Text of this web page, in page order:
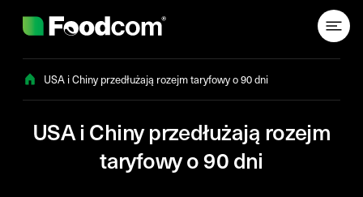
USA i Chiny przedłużają rozejm taryfowy o 90 dni
USA i Chiny przedłużają rozejm
taryfowy o 90 dni